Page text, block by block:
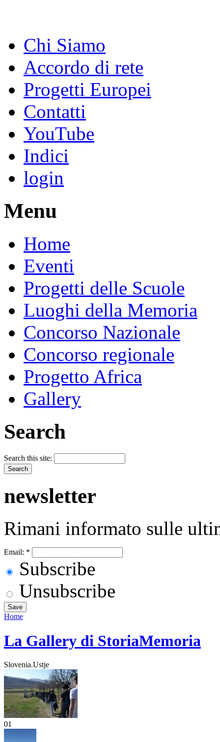
Chi Siamo
Accordo di rete
Progetti Europei
Contatti
YouTube
Indici
login
Menu
Home
Eventi
Progetti delle Scuole
Luoghi della Memoria
Concorso Nazionale
Concorso regionale
Progetto Africa
Gallery
Search
Search this site:
newsletter
Rimani informato sulle
Email: *
Subscribe
Unsubscribe
Home
La Gallery di StoriaMemoria
Slovenia.Ustje
01